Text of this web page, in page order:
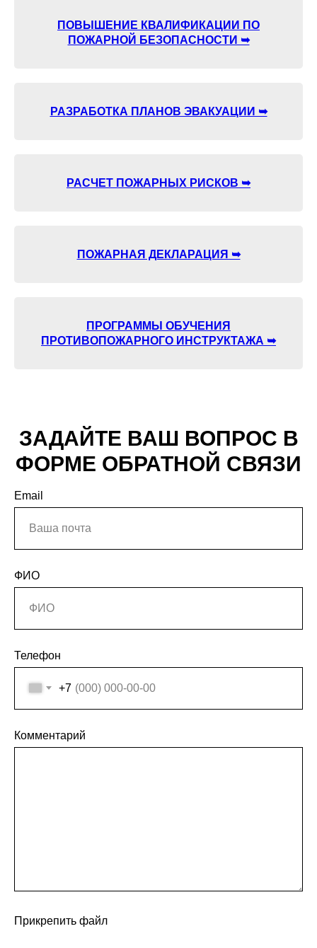
ПОВЫШЕНИЕ КВАЛИФИКАЦИИ ПО
ПОЖАРНОЙ БЕЗОПАСНОСТИ ➥
РАЗРАБОТКА ПЛАНОВ ЭВАКУАЦИИ ➥
РАСЧЕТ ПОЖАРНЫХ РИСКОВ ➥
ПОЖАРНАЯ ДЕКЛАРАЦИЯ ➥
ПРОГРАММЫ ОБУЧЕНИЯ
ПРОТИВОПОЖАРНОГО ИНСТРУКТАЖА ➥
ЗАДАЙТЕ ВАШ ВОПРОС В
ФОРМЕ ОБРАТНОЙ СВЯЗИ
Email
ФИО
Телефон
+7
Комментарий
Прикрепить файл